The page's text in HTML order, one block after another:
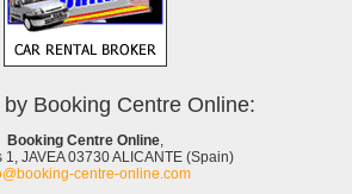
Booking Centre Online:
Booking Centre Online,
1, JAVEA 03730 ALICANTE (Spain)
centre-online.com